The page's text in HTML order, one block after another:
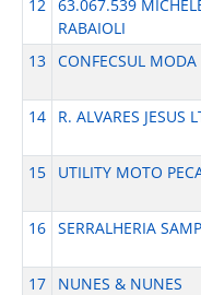
12 63.067.539
RABAIOLI
13 CONFECSUL
14
R. ALVARES JESUS
15
UTILITY MOTO
16 SERRALHERIA
17
NUNES & NUNES